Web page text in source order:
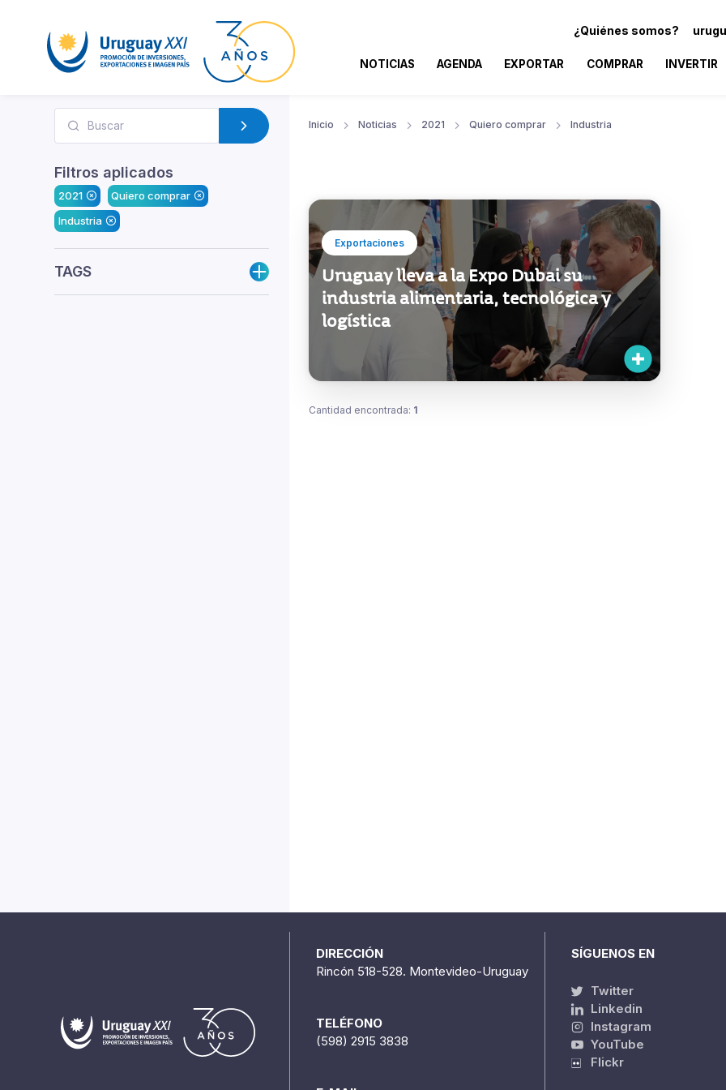
¿Quiénes somos?
NOTICIAS AGENDA EXPORTAR COMPRAR INVERTIR
Filtros aplicados
2021
Quiero comprar
Industria
TAGS
Inicio Noticias 2021 Quiero comprar Industria
Exportaciones
Uruguay lleva a la Expo Dubai su
industria alimentaria, tecnológica y
logística
Cantidad encontrada: 1
DIRECCIÓN
Rincón 518-528. Montevideo-Uruguay
TELÉFONO
(598) 2915 3838
SÍGUENOS EN
Twitter
Linkedin
Instagram
YouTube
Flickr